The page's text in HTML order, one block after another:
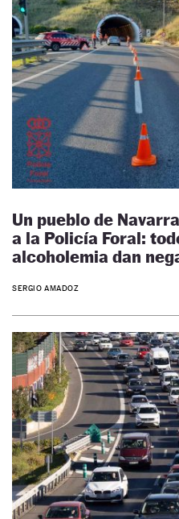
Un pueblo de
a la Policía Foral:
alcoholemia dan
SERGIO AMADOZ